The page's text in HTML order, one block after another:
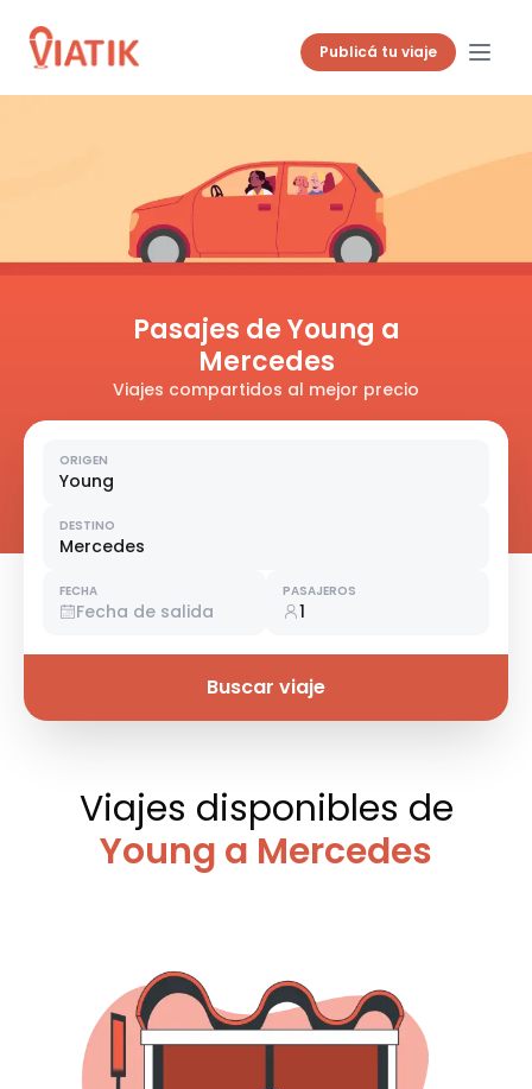
Publicá tu viaje
Pasajes de Young a
Mercedes
Viajes compartidos al mejor precio
ORIGEN
Young
DESTINO
Mercedes
FECHA
Fecha de salida
PASAJEROS
1
Buscar viaje
Viajes disponibles de
Young a Mercedes